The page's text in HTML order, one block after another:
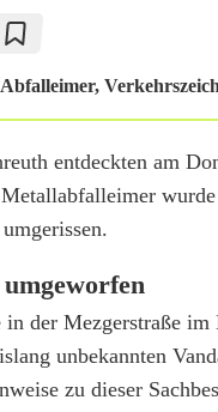
entdeckten am
der Mezgerstraße
unbekannten
zu dieser